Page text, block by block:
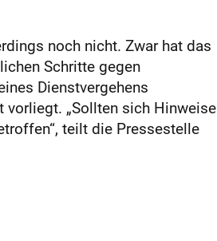
noch nicht. Zwar hat das
Schritte gegen
Dienstvergehens
„Sollten sich Hinweise
teilt die Pressestelle